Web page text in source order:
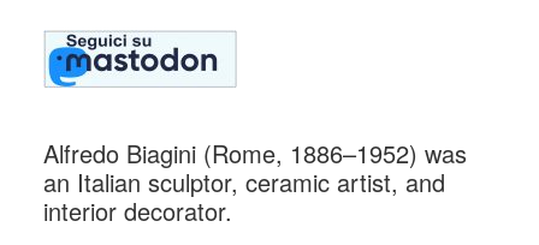
Alfredo Biagini (Rome, 1886–1952) was
an Italian sculptor, ceramic artist, and
interior decorator.